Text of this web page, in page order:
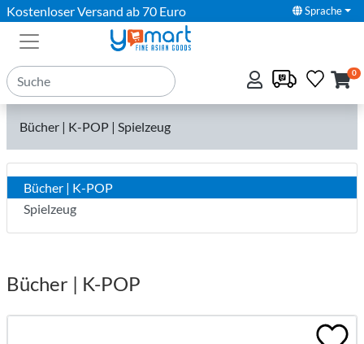
Kostenloser Versand ab 70 Euro Sprache
0
Bücher | K-POP | Spielzeug
Bücher | K-POP
Spielzeug
Bücher | K-POP